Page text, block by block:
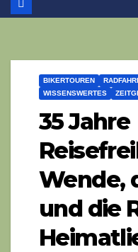
BIKERTOUREN
WISSENSWERTES
35 Jahre
Wende,
und die